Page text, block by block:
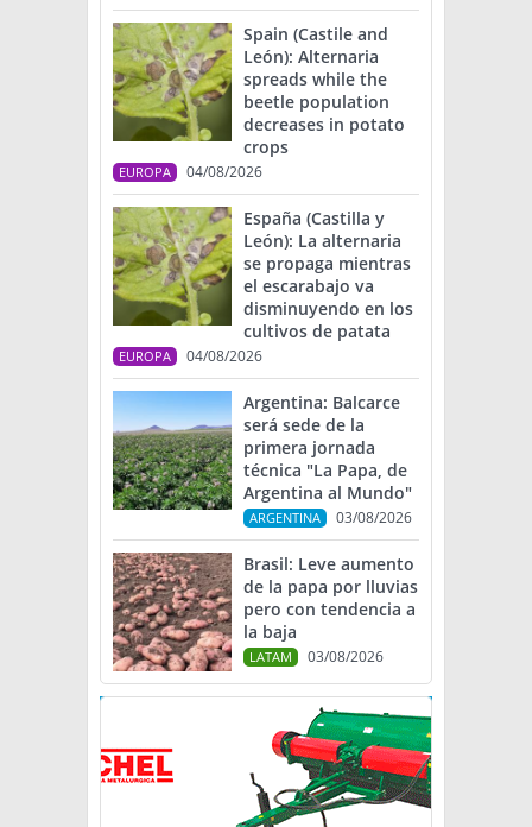
Spain (Castile and
León): Alternaria
spreads while the
beetle population
decreases in potato
crops
EUROPA 04/08/2026
España (Castilla y
León): La alternaria
se propaga mientras
el escarabajo va
disminuyendo en los
cultivos de patata
EUROPA 04/08/2026
Argentina: Balcarce
será sede de la
primera jornada
técnica "La Papa, de
Argentina al Mundo"
ARGENTINA 03/08/2026
Brasil: Leve aumento
de la papa por lluvias
pero con tendencia a
la baja
LATAM 03/08/2026